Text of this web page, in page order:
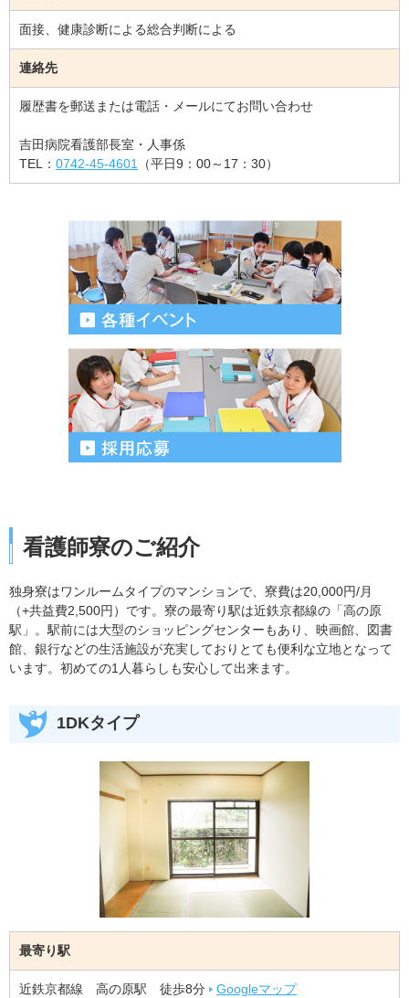
面接、健康診断による総合判断による
連絡先
履歴書を郵送または電話・メールにてお問い合わせ
吉田病院看護部長室・人事係
TEL： 0742-45-4601 （平日9：00～17：30）
看護師寮のご紹介
独身寮はワンルームタイプのマンションで、寮費は20,000円/月
（+共益費2,500円）です。寮の最寄り駅は近鉄京都線の「高の原
駅」。駅前には大型のショッピングセンターもあり、映画館、図書
館、銀行などの生活施設が充実しておりとても便利な立地となって
います。初めての1人暮らしも安心して出来ます。
1DKタイプ
最寄り駅
近鉄京都線 高の原駅 徒歩8分 Googleマップ